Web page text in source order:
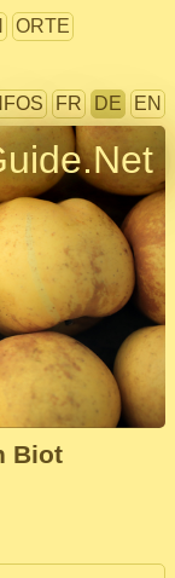
ORTE
FR DE EN
Biot